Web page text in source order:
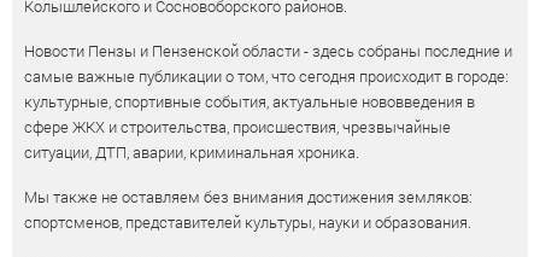
Колышлейского и Сосновоборского районов.
Новости Пензы и Пензенской области - здесь собраны последние и
самые важные публикации о том, что сегодня происходит в городе:
культурные, спортивные события, актуальные нововведения в
сфере ЖКХ и строительства, происшествия, чрезвычайные
ситуации, ДТП, аварии, криминальная хроника.
Мы также не оставляем без внимания достижения земляков:
спортсменов, представителей культуры, науки и образования.